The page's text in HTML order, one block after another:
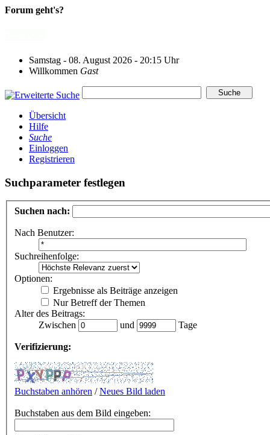
Forum geht's?
Samstag - 08. August 2026 - 20:15 Uhr
Willkommen Gast
Übersicht
Hilfe
Suche
Einloggen
Registrieren
Suchparameter festlegen
Suchen nach:
Nach Benutzer:
Suchreihenfolge:
Optionen:
Ergebnisse als Beiträge anzeigen
Nur Betreff der Themen
Alter des Beitrags:
Zwischen
und Tage
Verifizierung:
Buchstaben anhören /Neues Bild laden
Buchstaben aus dem Bild eingeben: